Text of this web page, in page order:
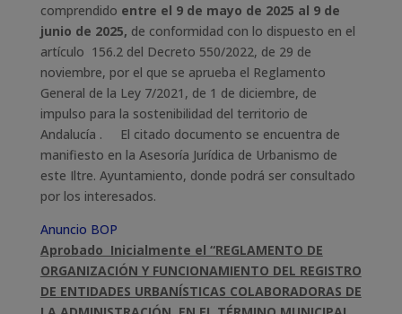
comprendido entre el 9 de mayo de 2025 al 9 de
junio de 2025, de conformidad con lo dispuesto en el
artículo 156.2 del Decreto 550/2022, de 29 de
noviembre, por el que se aprueba el Reglamento
General de la Ley 7/2021, de 1 de diciembre, de
impulso para la sostenibilidad del territorio de
Andalucía . El citado documento se encuentra de
manifiesto en la Asesoría Jurídica de Urbanismo de
este Iltre. Ayuntamiento, donde podrá ser consultado
por los interesados.
Anuncio BOP
Aprobado Inicialmente el “REGLAMENTO DE
ORGANIZACIÓN Y FUNCIONAMIENTO DEL REGISTRO
DE ENTIDADES URBANÍSTICAS COLABORADORAS DE